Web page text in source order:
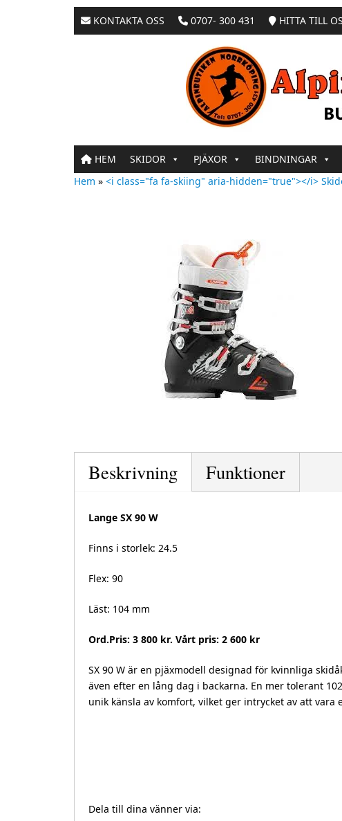
KONTAKTA OSS 0707- 300 431 HITTA TILL
HEM SKIDOR PJÄXOR BINDNINGAR
Hem » <i class="fa fa-skiing" aria-hidden="true"></i>
Beskrivning Funktioner
Lange SX 90 W
Finns i storlek: 24.5
Flex: 90
Läst: 104 mm
Ord.Pris: 3 800 kr. Vårt pris: 2 600 kr
SX 90 W är en pjäxmodell designad för kvinnliga
även efter en lång dag i backarna. En mer tolerant
unik känsla av komfort, vilket ger intrycket av att vara
Dela till dina vänner via: